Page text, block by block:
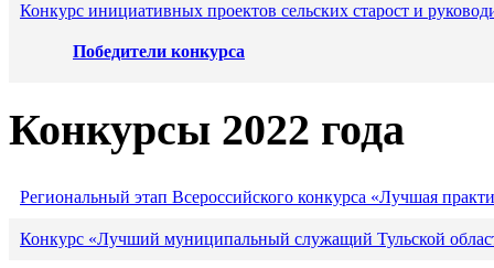
Конкурс инициативных проектов сельских старост и
Победители конкурса
Конкурсы 2022 года
Региональный этап Всероссийского конкурса «Лучшая
Конкурс «Лучший муниципальный служащий Тульской